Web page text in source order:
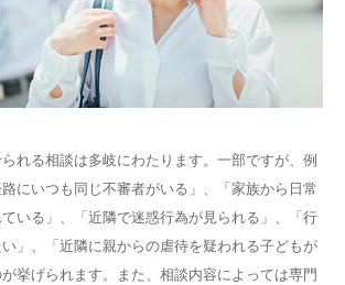
れる相談は多岐にわたります。一部ですが、例
にいつも同じ不審者がいる」、「家族から日常
いる」、「近隣で迷惑行為が見られる」、「行
」、「近隣に親からの虐待を疑われる子どもが
挙げられます。また、相談内容によっては専門